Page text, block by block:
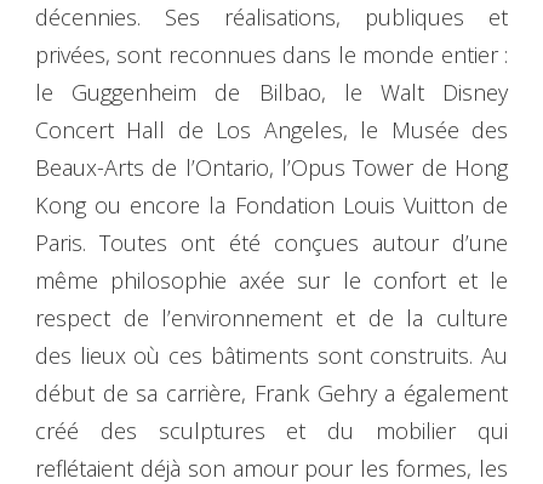
décennies. Ses réalisations, publiques et
privées, sont reconnues dans le monde entier :
le Guggenheim de Bilbao, le Walt Disney
Concert Hall de Los Angeles, le Musée des
Beaux-Arts de l’Ontario, l’Opus Tower de Hong
Kong ou encore la Fondation Louis Vuitton de
Paris. Toutes ont été conçues autour d’une
même philosophie axée sur le confort et le
respect de l’environnement et de la culture
des lieux où ces bâtiments sont construits. Au
début de sa carrière, Frank Gehry a également
créé des sculptures et du mobilier qui
reflétaient déjà son amour pour les formes, les